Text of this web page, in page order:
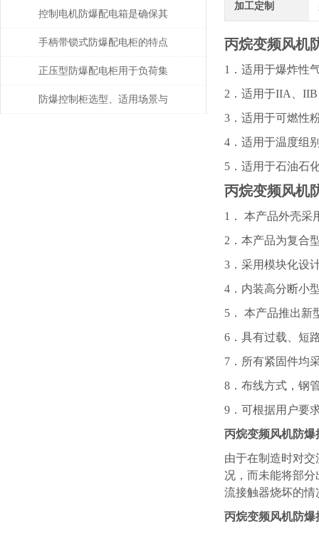
加工定制
丙烷变频风机
1．适用于爆炸性
2．适用于IIA、
3．适用于可燃性
4．适用于温度组
5．适用于石油石
丙烷变频风机
1． 本产品外壳采
2．本产品为复合
3．采用模块化设
4．内装高分断小
5． 本产品推出新
6．具有过载、短
7．所有紧固件均
8．布线方式，钢
9．可根据用户要
丙烷变频风机防爆
由于在制造时对
况，而未能将部
流接触器烧坏的情
丙烷变频风机防爆
有复合型和隔爆型两种结构
控制电机防爆配电箱是确保其
安全可靠地运行的关键
手柄带锁式防爆配电柜的特点
和要求说明
正压型防爆配电柜用于负荷集
中、回路较多的场合
防爆控制柜选型、适用场景与